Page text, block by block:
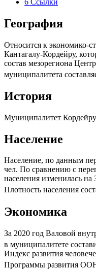
География
Относится к экономико-
Кантагалу-Кордейру,
состав мезорегиона
муниципалитета
История
Муниципалитет Кордейру
Население
Население, по данным
чел. По сравнению с
населения изменилась на
Плотность населения
Экономика
За 2020 год Валовой
в муниципалитете
Индекс развития
Программы развития